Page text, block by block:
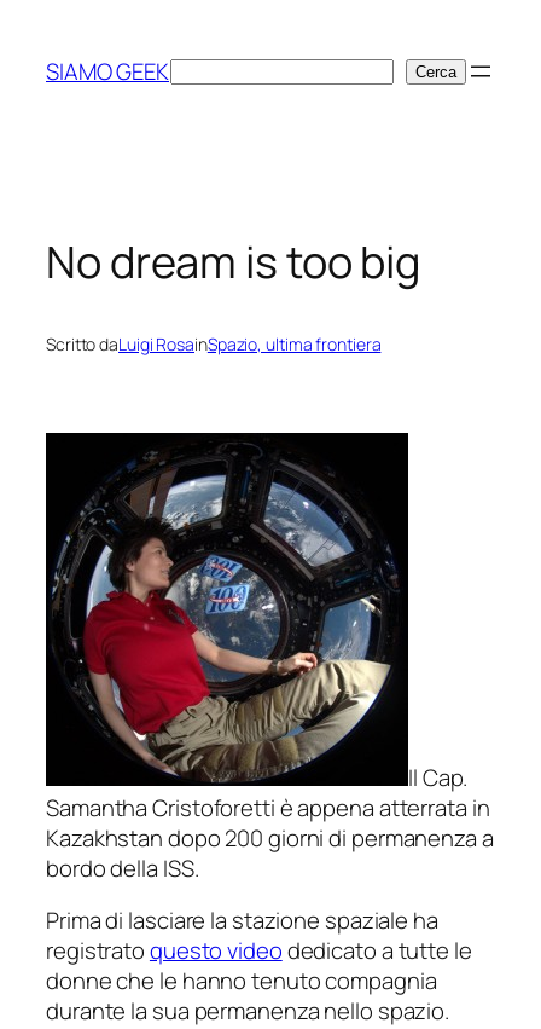
contenuto
SIAMO GEEKCerca Cerca
No dream is too big
Scritto daLuigi RosainSpazio, ultima frontiera
Il Cap.
Samantha Cristoforetti è appena atterrata in
Kazakhstan dopo 200 giorni di permanenza a
bordo della ISS.
Prima di lasciare la stazione spaziale ha
registratoquesto videodedicato a tutte le
donne che le hanno tenuto compagnia
durante la sua permanenza nello spazio.